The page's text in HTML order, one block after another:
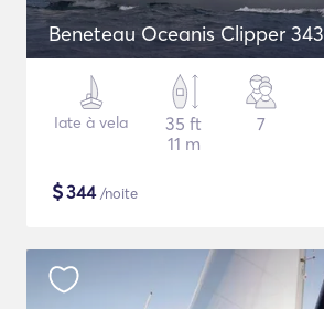
Beneteau Oceanis Clipper 343
Iate à vela
35 ft
11 m
7
$344/noite